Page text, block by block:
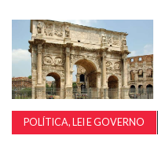
POLÍTICA, LEI E GOVERNO